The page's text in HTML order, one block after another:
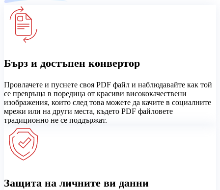
Бърз и достъпен конвертор
Провлачете и пуснете своя PDF файл и наблюдавайте как той
се превръща в поредица от красиви висококачествени
изображения, които след това можете да качите в социалните
мрежи или на други места, където PDF файловете
традиционно не се поддържат.
Защита на личните ви данни